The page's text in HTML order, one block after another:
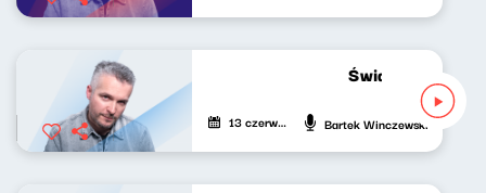
Świat naszej
13 czerwca 2023 Bartek Winczewski